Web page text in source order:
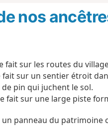
nos
fait sur les routes du
fait sur un sentier étroit
pin qui juchent le sol.
fait sur une large piste
panneau du